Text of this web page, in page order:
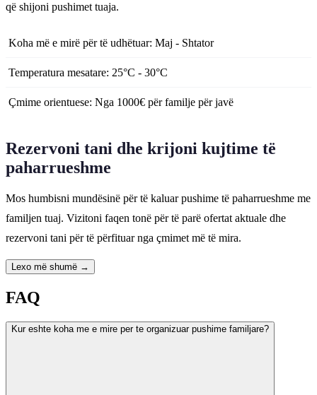
që shijoni pushimet tuaja.
Koha më e mirë për të udhëtuar: Maj - Shtator
Temperatura mesatare: 25°C - 30°C
Çmime orientuese: Nga 1000€ për familje për javë
Rezervoni tani dhe krijoni kujtime të
paharrueshme
Mos humbisni mundësinë për të kaluar pushime të paharrueshme me
familjen tuaj. Vizitoni faqen tonë për të parë ofertat aktuale dhe
rezervoni tani për të përfituar nga çmimet më të mira.
Lexo më shumë →
FAQ
Kur eshte koha me e mire per te organizuar pushime familjare?